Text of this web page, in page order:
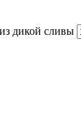
дикой сливы